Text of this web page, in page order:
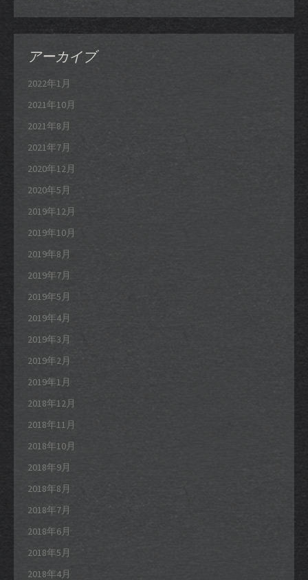
アーカイブ
2022年1月
2021年10月
2021年8月
2021年7月
2020年12月
2020年5月
2019年12月
2019年10月
2019年8月
2019年7月
2019年5月
2019年4月
2019年3月
2019年2月
2019年1月
2018年12月
2018年11月
2018年10月
2018年9月
2018年8月
2018年7月
2018年6月
2018年5月
2018年4月